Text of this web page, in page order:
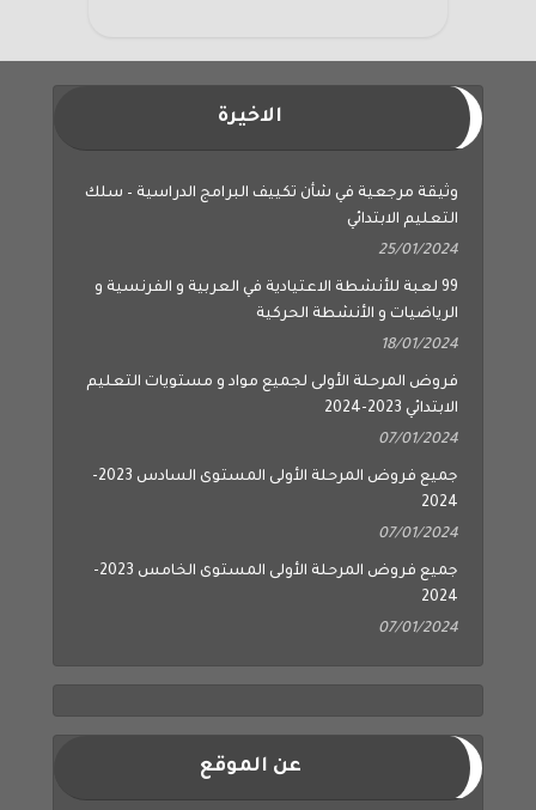
الاخيرة
وثيقة مرجعية في شأن تكييف البرامج الدراسية – سلك
التعليم الابتدائي
25/01/2024
99 لعبة للأنشطة الاعتيادية في العربية و الفرنسية و
الرياضيات و الأنشطة الحركية
18/01/2024
فروض المرحلة الأولى لجميع مواد و مستويات التعليم
الابتدائي 2023-2024
07/01/2024
جميع فروض المرحلة الأولى المستوى السادس 2023-
2024
07/01/2024
جميع فروض المرحلة الأولى المستوى الخامس 2023-
2024
07/01/2024
عن الموقع